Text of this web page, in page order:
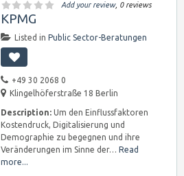
Add your review, 0 reviews
KPMG
Listed in Public Sector-Beratungen
+49 30 2068 0
Klingelhöferstraße 18 Berlin
Description: Um den Einflussfaktoren
Kostendruck, Digitalisierung und
Demographie zu begegnen und ihre
Veränderungen im Sinne der… Read
more...